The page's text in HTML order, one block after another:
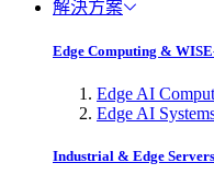
解決方案
Edge Computing &
Edge AI
Edge AI
Industrial & Edge Servers